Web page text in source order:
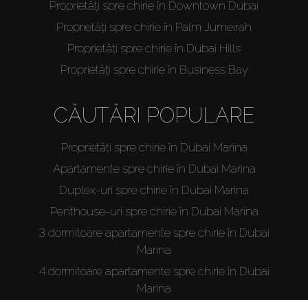
Cumpărați
Închiriați
Vânzare
Off-Plan
Agenți
Proprietăți spre chirie în Downtown Dubai
Proprietăți spre chirie în Palm Jumeirah
Proprietăți spre chirie în Dubai Hills
Proprietăți spre chirie în Business Bay
CĂUTĂRI POPULARE
Proprietăți spre chirie în Dubai Marina
Apartamente spre chirie în Dubai Marina
Duplex-uri spre chirie în Dubai Marina
Penthouse-uri spre chirie în Dubai Marina
3 dormitoare apartamente spre chirie în Dubai
Marina
4 dormitoare apartamente spre chirie în Dubai
Marina